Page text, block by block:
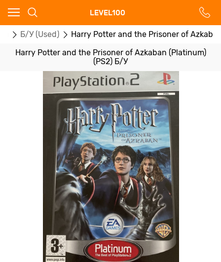
LEVEL100
Б/У (Used) Harry Potter and the Prisoner of
Harry Potter and the Prisoner of Azkaban (Platinum)
(PS2) Б/У
Ваш город - Москва,
угадали?
ДА НЕТ